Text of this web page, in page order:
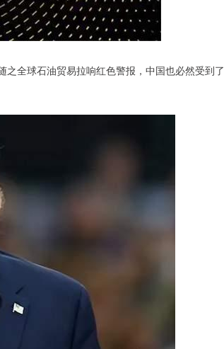
之全球石油贸易拉响红色警报，中国也必然受到了
200.89 1.42%